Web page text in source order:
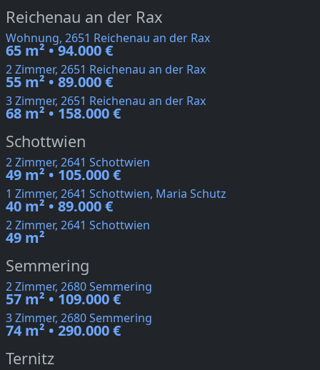
Reichenau an der Rax
Wohnung, 2651 Reichenau an der Rax
65 m² • 94.000 €
2 Zimmer, 2651 Reichenau an der Rax
55 m² • 89.000 €
3 Zimmer, 2651 Reichenau an der Rax
68 m² • 158.000 €
Schottwien
2 Zimmer, 2641 Schottwien
49 m² • 105.000 €
1 Zimmer, 2641 Schottwien, Maria Schutz
40 m² • 89.000 €
2 Zimmer, 2641 Schottwien
49 m²
Semmering
2 Zimmer, 2680 Semmering
57 m² • 109.000 €
3 Zimmer, 2680 Semmering
74 m² • 290.000 €
Ternitz